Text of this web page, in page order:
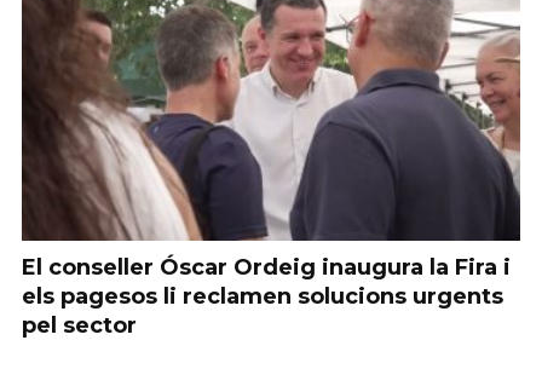
El conseller Óscar Ordeig inaugura la Fira i
els pagesos li reclamen solucions urgents
pel sector